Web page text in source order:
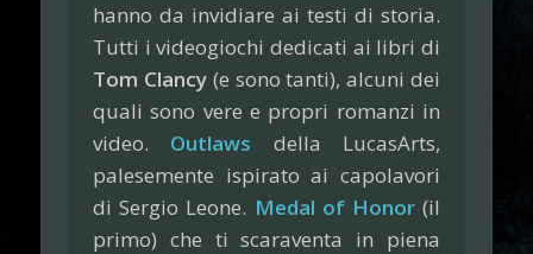
hanno da invidiare ai testi di storia.
Tutti i videogiochi dedicati ai libri di
Tom Clancy (e sono tanti), alcuni dei
quali sono vere e propri romanzi in
video. Outlaws
della LucasArts,
palesemente ispirato ai capolavori
di Sergio Leone. Medal of Honor(il
primo) che ti scaraventa in piena